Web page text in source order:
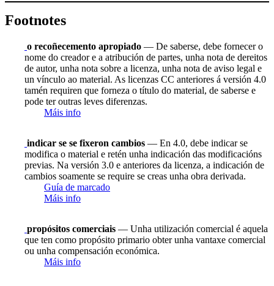
Footnotes
o recoñecemento apropiado — De saberse, debe fornecer o
nome do creador e a atribución de partes, unha nota de dereitos
de autor, unha nota sobre a licenza, unha nota de aviso legal e
un vínculo ao material. As licenzas CC anteriores á versión 4.0
tamén requiren que forneza o título do material, de saberse e
pode ter outras leves diferenzas.
Máis info
indicar se se fixeron cambios — En 4.0, debe indicar se
modifica o material e retén unha indicación das modificacións
previas. Na versión 3.0 e anteriores da licenza, a indicación de
cambios soamente se require se creas unha obra derivada.
Guía de marcado
Máis info
propósitos comerciais — Unha utilización comercial é aquela
que ten como propósito primario obter unha vantaxe comercial
ou unha compensación económica.
Máis info